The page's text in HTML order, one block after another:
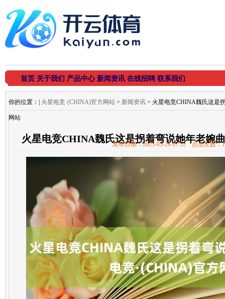
首页 关于我们 产品中心 新闻资讯 在线招聘 联系我们
你的位置： 火星电竞·(CHINA)官方网站 > 新闻资讯 > 火星电竞CHINA魏氏这是
网站
火星电竞CHINA魏氏这是拐着弯说她年老婉
发布日期：2025-05-24 07:52 点击次数：